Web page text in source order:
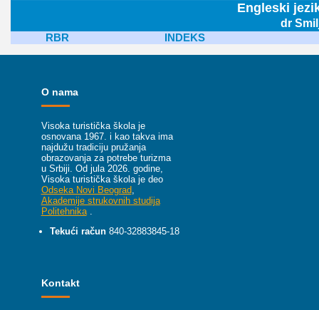
Engleski
dr
RBR INDEKS
O nama
Visoka turistička škola je
osnovana 1967. i kao takva ima
najdužu tradiciju pružanja
obrazovanja za potrebe turizma
u Srbiji. Od jula 2026. godine,
Visoka turistička škola je deo
Odseka Novi Beograd
Akademije strukovnih studija
Politehnika
Tekući račun 840-32883845-18
Kontakt